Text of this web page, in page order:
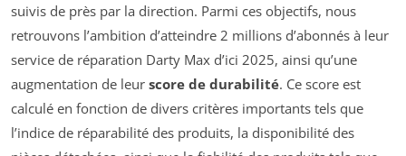
suivis de près par la direction. Parmi ces objectifs, nous
retrouvons l’ambition d’atteindre 2 millions d’abonnés à leur
service de réparation Darty Max d’ici 2025, ainsi qu’une
augmentation de leur score de durabilité. Ce score est
calculé en fonction de divers critères importants tels que
l’indice de réparabilité des produits, la disponibilité des